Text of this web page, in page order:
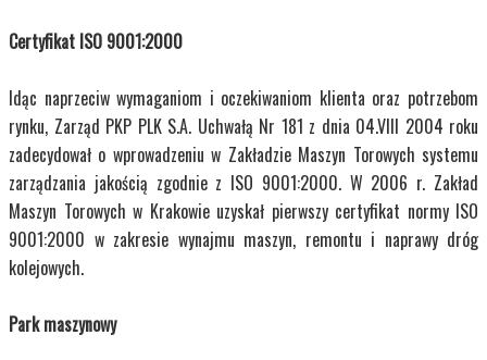
Certyfikat ISO 9001:2000
Idąc naprzeciw wymaganiom i oczekiwaniom klienta oraz potrzebom
rynku, Zarząd PKP PLK S.A. Uchwałą Nr 181 z dnia 04.VIII 2004 roku
zadecydował o wprowadzeniu w Zakładzie Maszyn Torowych systemu
zarządzania jakością zgodnie z ISO 9001:2000. W 2006 r. Zakład
Maszyn Torowych w Krakowie uzyskał pierwszy certyfikat normy ISO
9001:2000 w zakresie wynajmu maszyn, remontu i naprawy dróg
kolejowych.
Park maszynowy